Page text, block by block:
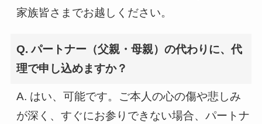
家族皆さまでお越しください。
Q. パートナー（父親・母親）の代わりに、代
理で申し込めますか？
A. はい、可能です。ご本人の心の傷や悲しみ
が深く、すぐにお参りできない場合、パートナ